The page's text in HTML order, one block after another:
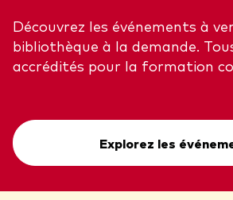
Découvrez les événements à
bibliothèque à la demande.
accrédités pour la formation
Explorez les